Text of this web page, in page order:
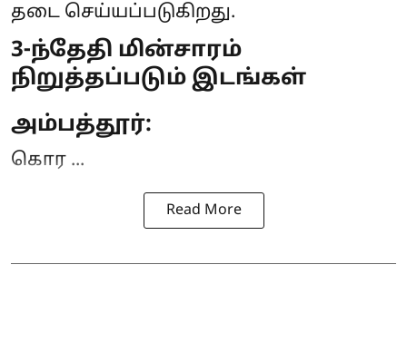
தடை செய்யப்படுகிறது.
3-ந்தேதி மின்சாரம்
நிறுத்தப்படும் இடங்கள்
அம்பத்தூர்:
கொர ...
Read More